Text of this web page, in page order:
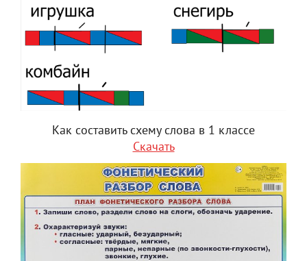
Как составить схему слова в 1 классе
Скачать